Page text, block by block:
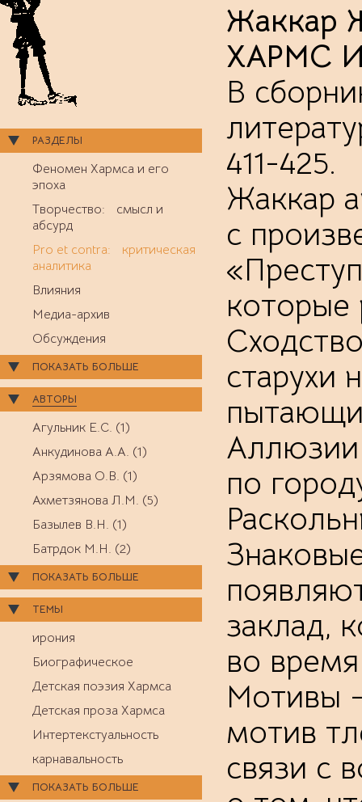
РАЗДЕЛЫ
Феномен Хармса и его
эпоха
Творчество: смысл и
абсурд
Pro et contra: критическая
аналитика
Влияния
Медиа-архив
Обсуждения
ПОКАЗАТЬ БОЛЬШЕ
АВТОРЫ
Агульник Е.С. (1)
Анкудинова А.А. (1)
Арзямова О.В. (1)
Ахметзянова Л.М. (5)
Базылев В.Н. (1)
Батрдок М.Н. (2)
ПОКАЗАТЬ БОЛЬШЕ
ТЕМЫ
ирония
Биографическое
Детская поэзия Хармса
Детская проза Хармса
Интертекстуальность
карнавальность
ПОКАЗАТЬ БОЛЬШЕ
Жаккар
ХАРМС
В
411-425.
Жаккар
с
которые
старухи
Аллюзии
по
заклад,
во
Мотивы
мотив
связи с